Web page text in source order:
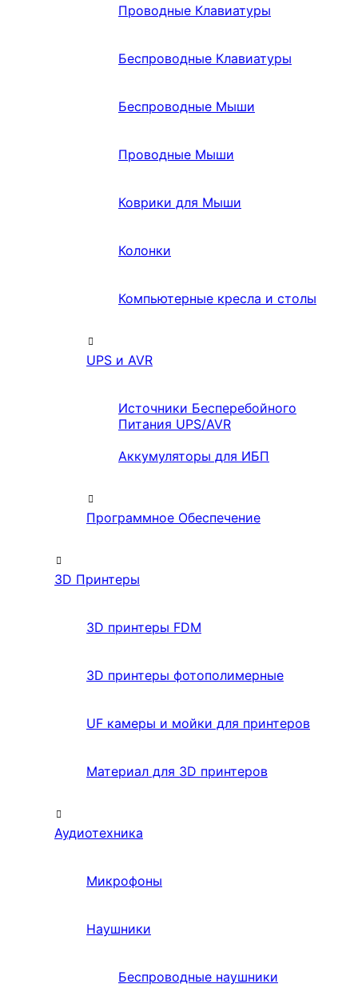
Проводные Клавиатуры
Беспроводные Клавиатуры
Беспроводные Мыши
Проводные Мыши
Коврики для Мыши
Колонки
Компьютерные кресла и столы
UPS и AVR
Источники Бесперебойного
Питания UPS/AVR
Аккумуляторы для ИБП
Программное Обеспечение
3D Принтеры
3D принтеры FDM
3D принтеры фотополимерные
UF камеры и мойки для принтеров
Материал для 3D принтеров
Аудиотехника
Микрофоны
Наушники
Беспроводные наушники